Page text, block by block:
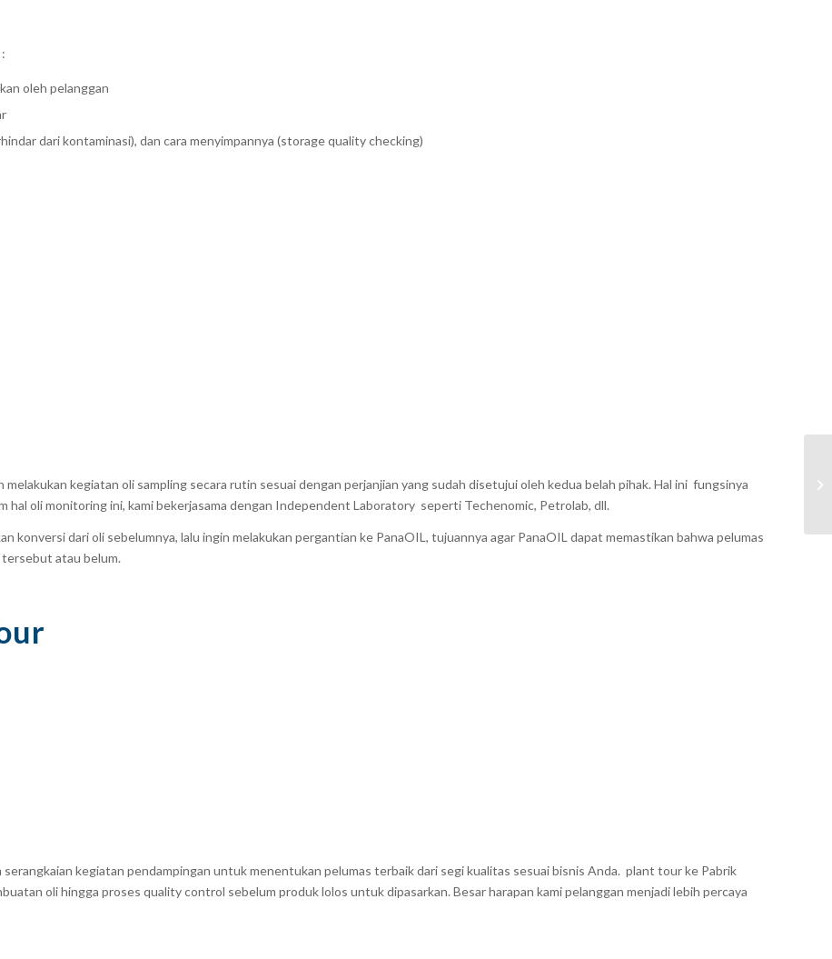
oleh pelanggan
dari kontaminasi), dan cara menyimpannya (storage quality checking)
melakukan kegiatan oli sampling secara rutin sesuai dengan perjanjian yang sudah disetujui oleh kedua belah pihak. Hal ini fungsinya
hal oli monitoringini, kami bekerjasama dengan Independent Laboratory seperti Techenomic, Petrolab, dll.
konversi dari oli sebelumnya, lalu ingin melakukan pergantian ke PanaOIL, tujuannya agar PanaOIL dapat memastikan bahwa pelumas
tersebut atau belum.
kegiatan pendampingan untuk menentukan pelumas terbaik dari segi kualitas sesuai bisnis Anda. plant tour ke Pabrik
oli hingga proses quality control sebelum produk lolos untuk dipasarkan. Besar harapan kami pelanggan menjadi lebih percaya